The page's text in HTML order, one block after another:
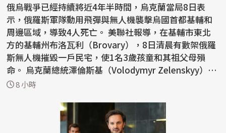
俄烏戰爭已經持續將近4年半時間，烏克蘭當局8日表
示，俄羅斯軍隊動用飛彈與無人機襲擊烏國首都基輔和
周邊區域，導致4人死亡。 美聯社報導，在基輔市東北
方的基輔州布洛瓦利（Brovary），8日清晨有數架俄羅
斯無人機摧毀一戶民宅，使1名3歲孩童和其祖父母殞
命。 烏克蘭總統澤倫斯基（Volodymyr Zelenskyy）還
提到，基輔...
8 小時